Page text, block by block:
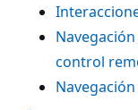
control